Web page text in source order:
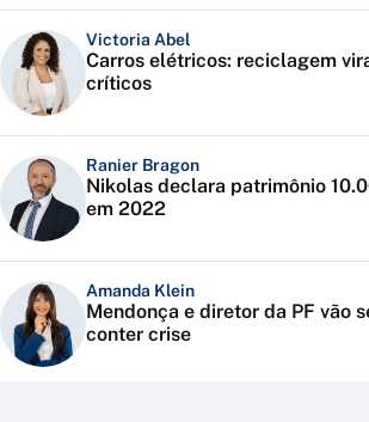
Victoria Abel
Carros elétricos: reciclagem
críticos
Ranier Bragon
Nikolas declara patrimônio
em 2022
Amanda Klein
Mendonça e diretor da PF vão
conter crise